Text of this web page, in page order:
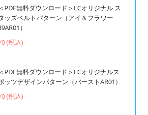
＜PDF無料ダウンロード＞LCオリジナル ス
ッズベルトパターン（アイ＆フラワー
）
(税込)
＜PDF無料ダウンロード＞LCオリジナルス
ッツデザインパターン（バーストAR01）
(税込)